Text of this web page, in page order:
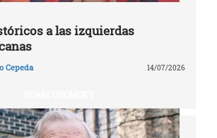
a las izquierdas
Cepeda 14/07/2026